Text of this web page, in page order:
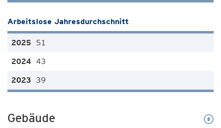
Arbeitslose Jahresdurchschnitt
51
43
39
Gebäude